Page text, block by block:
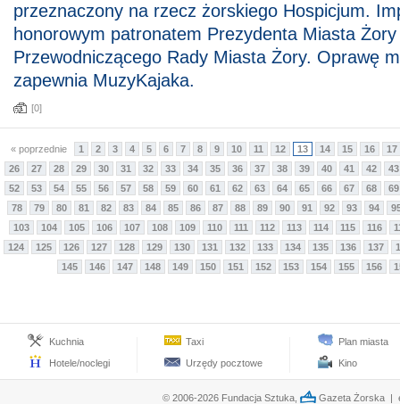
przeznaczony na rzecz żorskiego Hospicjum.
honorowym patronatem Prezydenta Miasta
Przewodniczącego Rady Miasta Żory. Oprawę
zapewnia MuzyKajaka.
[0]
« poprzednie 1 2 3 4 5 6 7 8 9 10 11 12 13 14 15 16
17
26
27 28 29 30 31 32 33 34 35 36 37 38 39 40 41 42
43
52
53 54 55 56 57 58 59 60 61 62 63 64 65 66 67 68
69
78
79 80 81 82 83 84 85 86 87 88 89 90 91 92 93 94
103
104 105 106 107 108 109 110 111 112 113 114 115 116
124
125 126 127 128 129 130 131 132 133 134 135 136 137
145
146 147 148 149 150 151 152 153 154 155 156
Kuchnia
Hotele/noclegi
Taxi
Urzędy pocztowe
Plan miasta
Kino
© 2006-2026 Fundacja Sztuka, Gazeta Żorska |